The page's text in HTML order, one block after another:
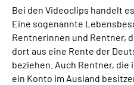
Bei den Videoclips handelt
Eine sogenannte
Rentnerinnen und Rentner,
dort aus eine Rente der
beziehen. Auch Rentner,
ein Konto im Ausland